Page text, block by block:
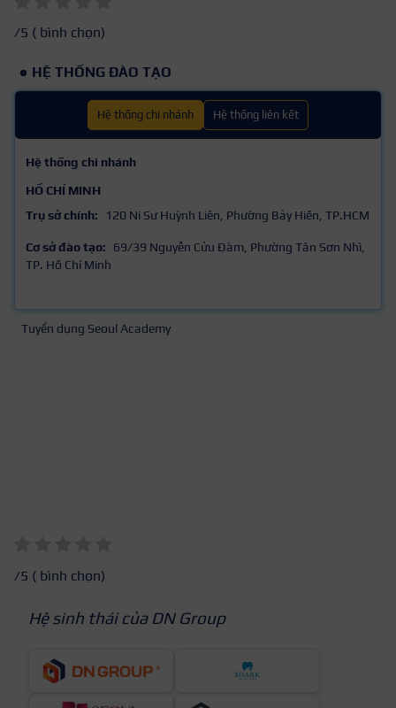
/5 ( bình chọn)
HỆ THỐNG ĐÀO TẠO
Hệ thống chi nhánh Hệ thống liên kết
Hệ thống chi nhánh
HỒ CHÍ MINH
Trụ sở chính:
120 Ni Sư Huỳnh Liên, Phường Bảy Hiền, TP.HCM
Cơ sở đào tạo:
69/39 Nguyễn Cửu Đàm, Phường Tân Sơn Nhì,
TP. Hồ Chí Minh
Tuyển dụng Seoul Academy
/5 ( bình chọn)
Hệ sinh thái của DN Group